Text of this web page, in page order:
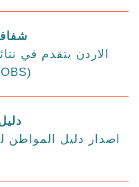
الاردن يتقدم في
(OBS) لعام 2025
اصدار دليل المواطن